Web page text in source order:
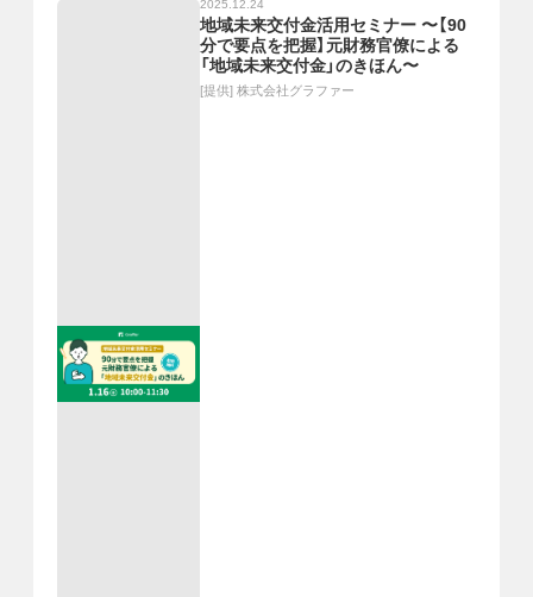
2025.12.24
地域未来交付金活用セミナー 〜【90
分で要点を把握】元財務官僚による
「地域未来交付金」のきほん〜
[提供] 株式会社グラファー